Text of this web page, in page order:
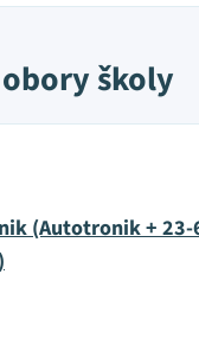
školy
(Autotronik + 23-